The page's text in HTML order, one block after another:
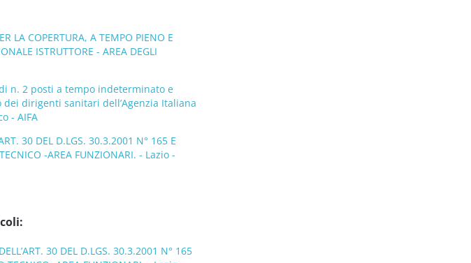
LA COPERTURA, A TEMPO PIENO E
ISTRUTTORE - AREA DEGLI
n. 2 posti a tempo indeterminato e
dirigenti sanitari dell’Agenzia Italiana
- AIFA
30 DEL D.LGS. 30.3.2001 N° 165 E
-AREA FUNZIONARI. - Lazio -
30 DEL D.LGS. 30.3.2001 N° 165